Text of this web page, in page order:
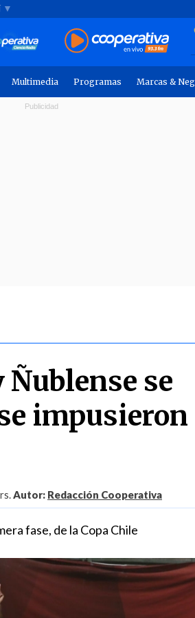
▼
Multimedia Programas Marcas &
se
impusieron
Autor: Redacción Cooperativa
fase, de la Copa Chile